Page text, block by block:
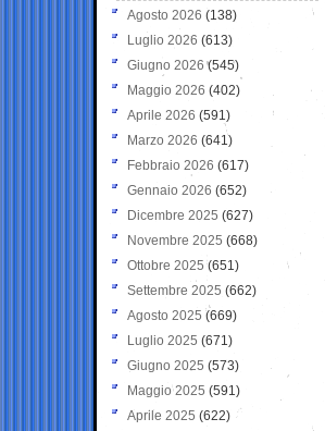
Agosto 2026 (138)
Luglio 2026 (613)
Giugno 2026 (545)
Maggio 2026 (402)
Aprile 2026 (591)
Marzo 2026 (641)
Febbraio 2026 (617)
Gennaio 2026 (652)
Dicembre 2025 (627)
Novembre 2025 (668)
Ottobre 2025 (651)
Settembre 2025 (662)
Agosto 2025 (669)
Luglio 2025 (671)
Giugno 2025 (573)
Maggio 2025 (591)
Aprile 2025 (622)